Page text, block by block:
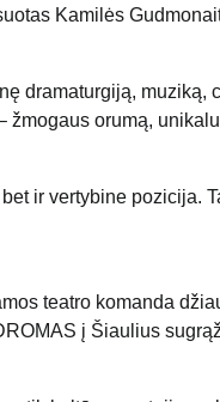
Kamilės
dramaturgiją,
orumą,
ir vertybine pozicija.
teatro komanda
į Šiaulius